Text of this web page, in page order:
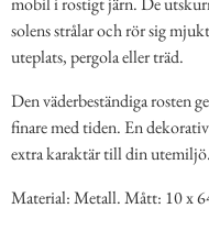
solens strålar och rör sig
uteplats, pergola eller träd.
Den väderbeständiga rosten
finare med tiden. En
extra karaktär till din utemiljö.
Material: Metall. Mått: 10 x